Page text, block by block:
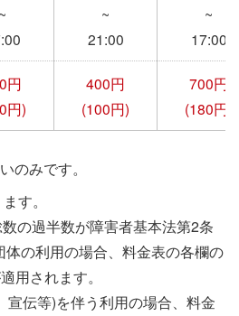
~
~
21:00
~
17:00
円
円)
400円
(100円)
700円
(180円)
のみです。
す。
の過半数が障害者基本法第2条
の利用の場合、料金表の各欄の
用されます。
宣伝等)を伴う利用の場合、料金